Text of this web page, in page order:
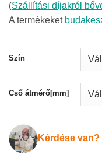
(Szállítási díjakról
A termékeket
Szín
Cső átmérő[mm]
Kérdése